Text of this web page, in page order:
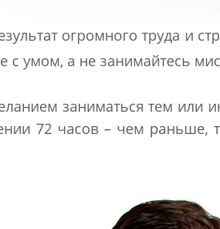
огромного труда и
с умом, а не занимайтесь
заниматься тем или
72 часов – чем раньше,